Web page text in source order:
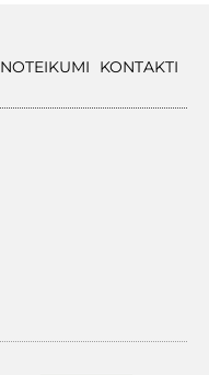
NOTEIKUMI KONTAKTI